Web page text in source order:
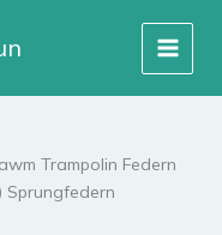
Trampolin Federn
Sprungfedern